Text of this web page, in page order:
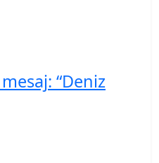
mesaj: “Deniz